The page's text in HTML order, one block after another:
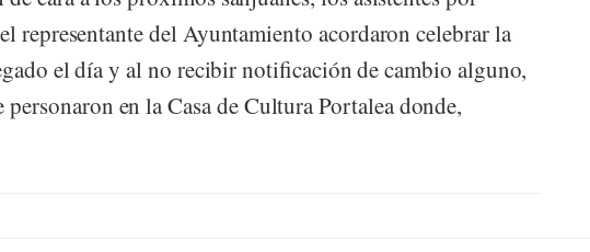
representante del Ayuntamiento acordaron celebrar la
el día y al no recibir notificación de cambio alguno,
en la Casa de Cultura Portalea donde,